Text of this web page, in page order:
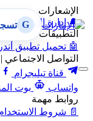
الإشعارات
🔔 إدارة الإشعارات
التطبيقات
🤖 تحميل تطبيق
التواصل الاجتماعي |
قناة تيليجرام
واتساب
بوت
روابط مهمة
📄 شروط الاستخدام
G